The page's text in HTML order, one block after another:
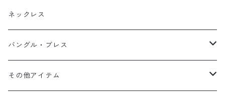
ブレス
オブジェ
イヤーカフ
フープ
植物イヤーカフ
ぶら下がりイヤーカフ
2連イヤーカフ
ネックレス
バングル・ブレス
ブレスレット
その他アイテム